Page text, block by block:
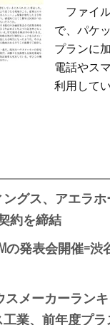
ファイ
で、パケ
プランに
電話やス
利用して
グス、アエラ
約を締結
の発表会開催=渋
スメーカーラン
業、前年度プ